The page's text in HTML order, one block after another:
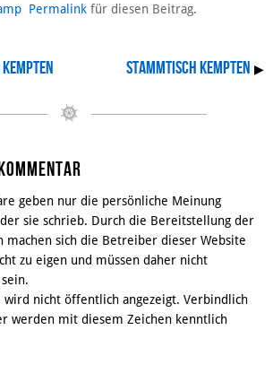
Permalink für diesen Beitrag.
Stammtisch Kempten ▶
geben nur die persönliche Meinung
sie schrieb. Durch die Bereitstellung der
machen sich die Betreiber dieser Website
zu eigen und müssen daher nicht
wird nicht öffentlich angezeigt. Verbindlich
werden mit diesem Zeichen kenntlich